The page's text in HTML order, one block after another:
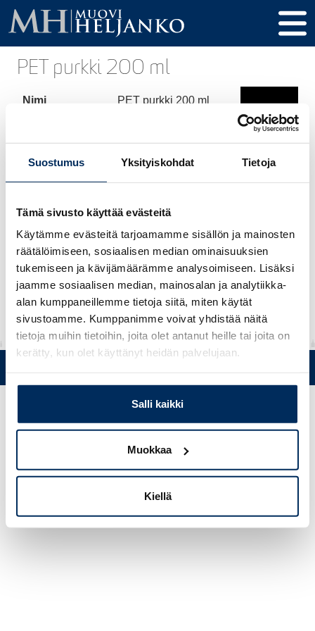
Suostumus Yksityiskohdat Tietoja
Tämä sivusto käyttää evästeitä
Käytämme evästeitä tarjoamamme sisällön ja mainosten
räätälöimiseen, sosiaalisen median ominaisuuksien
tukemiseen ja kävijämäärämme analysoimiseen. Lisäksi
jaamme sosiaalisen median, mainosalan ja analytiikka-
alan kumppaneillemme tietoja siitä, miten käytät
sivustoamme. Kumppanimme voivat yhdistää näitä
tietoja muihin tietoihin, joita olet antanut heille tai joita on
kerätty, kun olet käyttänyt heidän palvelujaan.
Salli kaikki
Muokkaa
Kiellä
PET purkki 200 ml
Nimi PET purkki 200 ml
Tilavuus 200 ml
Korkeus 107,5 mm
Halkaisija 60 mm
Kierre / Tulppa 38 mm 3-start
Materiaali PET, rPET
Puh. +358 (0)19 5215 200 • Mustanlähteentie 5, FIN 07230 Askola